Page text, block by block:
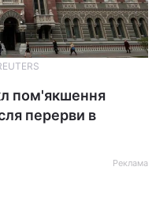
пом'якшення
перерви в
Реклама